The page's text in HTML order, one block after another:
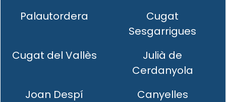
Palautordera
Cugat
Sesgarrigues
Cugat del Vallès
Julià de
Cerdanyola
Joan Despí
Canyelles